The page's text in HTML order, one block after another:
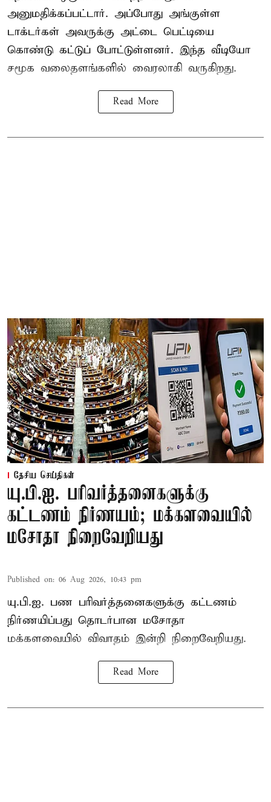
அனுமதிக்கப்பட்டார். அப்போது அங்குள்ள
டாக்டர்கள் அவருக்கு அட்டை பெட்டியை
கொண்டு கட்டுப் போட்டுள்ளனர். இந்த வீடியோ
சமூக வலைதளங்களில் வைரலாகி வருகிறது.
Read More
தேசிய செய்திகள்
யு.பி.ஐ. பரிவர்த்தனைகளுக்கு
கட்டணம் நிர்ணயம்; மக்களவையில்
மசோதா நிறைவேறியது
Published on: 06 Aug 2026, 10:43 pm
யு.பி.ஐ. பண பரிவர்த்தனைகளுக்கு கட்டணம்
நிர்ணயிப்பது தொடர்பான மசோதா
மக்களவையில் விவாதம் இன்றி நிறைவேறியது.
Read More